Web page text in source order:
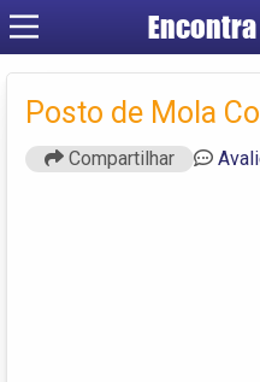
Posto de Mola
Compartilhar